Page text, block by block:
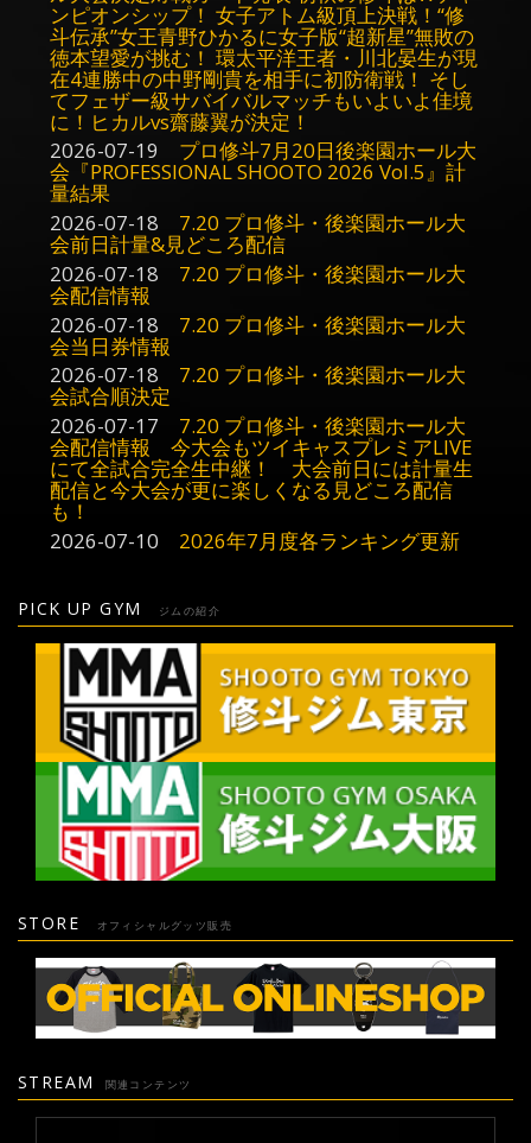
ンピオンシップ！ 女子アトム級頂上決戦！“修
斗伝承”女王青野ひかるに女子版“超新星”無敗の
徳本望愛が挑む！ 環太平洋王者・川北晏生が現
在4連勝中の中野剛貴を相手に初防衛戦！ そし
てフェザー級サバイバルマッチもいよいよ佳境
に！ヒカルvs齋藤翼が決定！
2026-07-19
プロ修斗7月20日後楽園ホール大
会『PROFESSIONAL SHOOTO 2026 Vol.5』計
量結果
2026-07-18
7.20 プロ修斗・後楽園ホール大
会前日計量&見どころ配信
2026-07-18
7.20 プロ修斗・後楽園ホール大
会配信情報
2026-07-18
7.20 プロ修斗・後楽園ホール大
会当日券情報
2026-07-18
7.20 プロ修斗・後楽園ホール大
会試合順決定
2026-07-17
7.20 プロ修斗・後楽園ホール大
会配信情報 今大会もツイキャスプレミアLIVE
にて全試合完全生中継！ 大会前日には計量生
配信と今大会が更に楽しくなる見どころ配信
も！
2026-07-10
2026年7月度各ランキング更新
PICK UP GYM ジムの紹介
STORE オフィシャルグッツ販売
STREAM 関連コンテンツ